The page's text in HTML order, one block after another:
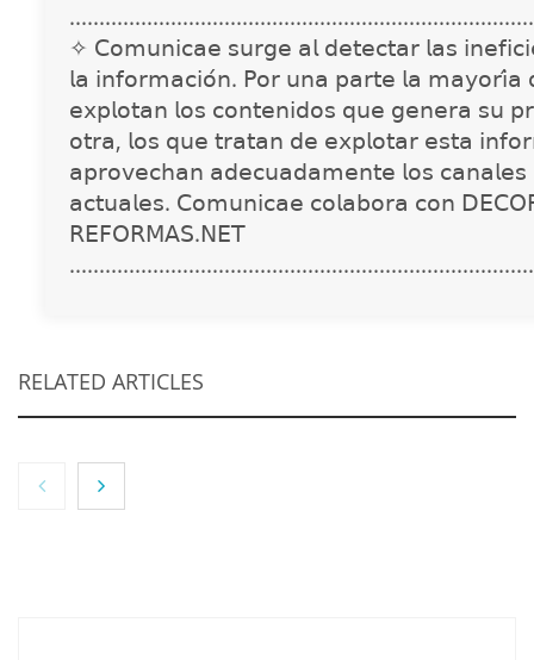
✧ 𝖢𝗈𝗆𝗎𝗇𝗂𝖼𝖺𝖾 𝗌𝗎𝗋𝗀𝖾 𝖺𝗅 𝖽𝖾𝗍𝖾𝖼𝗍𝖺𝗋 𝗅𝖺𝗌
𝗅𝖺 𝗂𝗇𝖿𝗈𝗋𝗆𝖺𝖼𝗂𝗈́𝗇. 𝖯𝗈𝗋 𝗎𝗇𝖺 𝗉𝖺𝗋𝗍𝖾 𝗅𝖺
𝖾𝗑𝗉𝗅𝗈𝗍𝖺𝗇 𝗅𝗈𝗌 𝖼𝗈𝗇𝗍𝖾𝗇𝗂𝖽𝗈𝗌 𝗊𝗎𝖾 𝗀𝖾𝗇𝖾𝗋𝖺 𝗌𝗎
𝗈𝗍𝗋𝖺, 𝗅𝗈𝗌 𝗊𝗎𝖾 𝗍𝗋𝖺𝗍𝖺𝗇 𝖽𝖾 𝖾𝗑𝗉𝗅𝗈𝗍𝖺𝗋 𝖾𝗌𝗍𝖺
𝖺𝗉𝗋𝗈𝗏𝖾𝖼𝗁𝖺𝗇 𝖺𝖽𝖾𝖼𝗎𝖺𝖽𝖺𝗆𝖾𝗇𝗍𝖾 𝗅𝗈𝗌
𝖺𝖼𝗍𝗎𝖺𝗅𝖾𝗌. 𝖢𝗈𝗆𝗎𝗇𝗂𝖼𝖺𝖾 𝖼𝗈𝗅𝖺𝖻𝗈𝗋𝖺 𝖼𝗈𝗇
𝖱𝖤𝖥𝖮𝖱𝖬𝖠𝖲.𝖭𝖤𝖳
RELATED ARTICLES